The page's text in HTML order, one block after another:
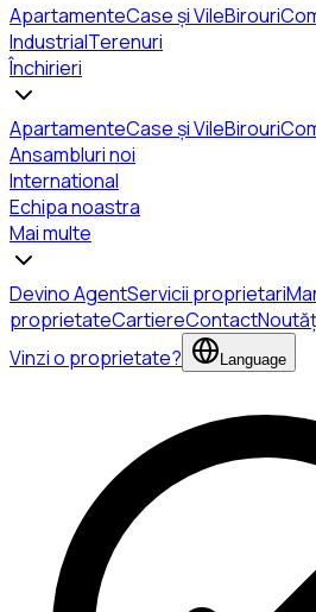
ApartamenteCase și VileBirouri
IndustrialTerenuri
Închirieri
ApartamenteCase și VileBirouri
Ansambluri noi
International
Echipa noastra
Mai multe
Devino AgentServicii proprietari
proprietateCartiereContact
Vinzi o proprietate?
Language